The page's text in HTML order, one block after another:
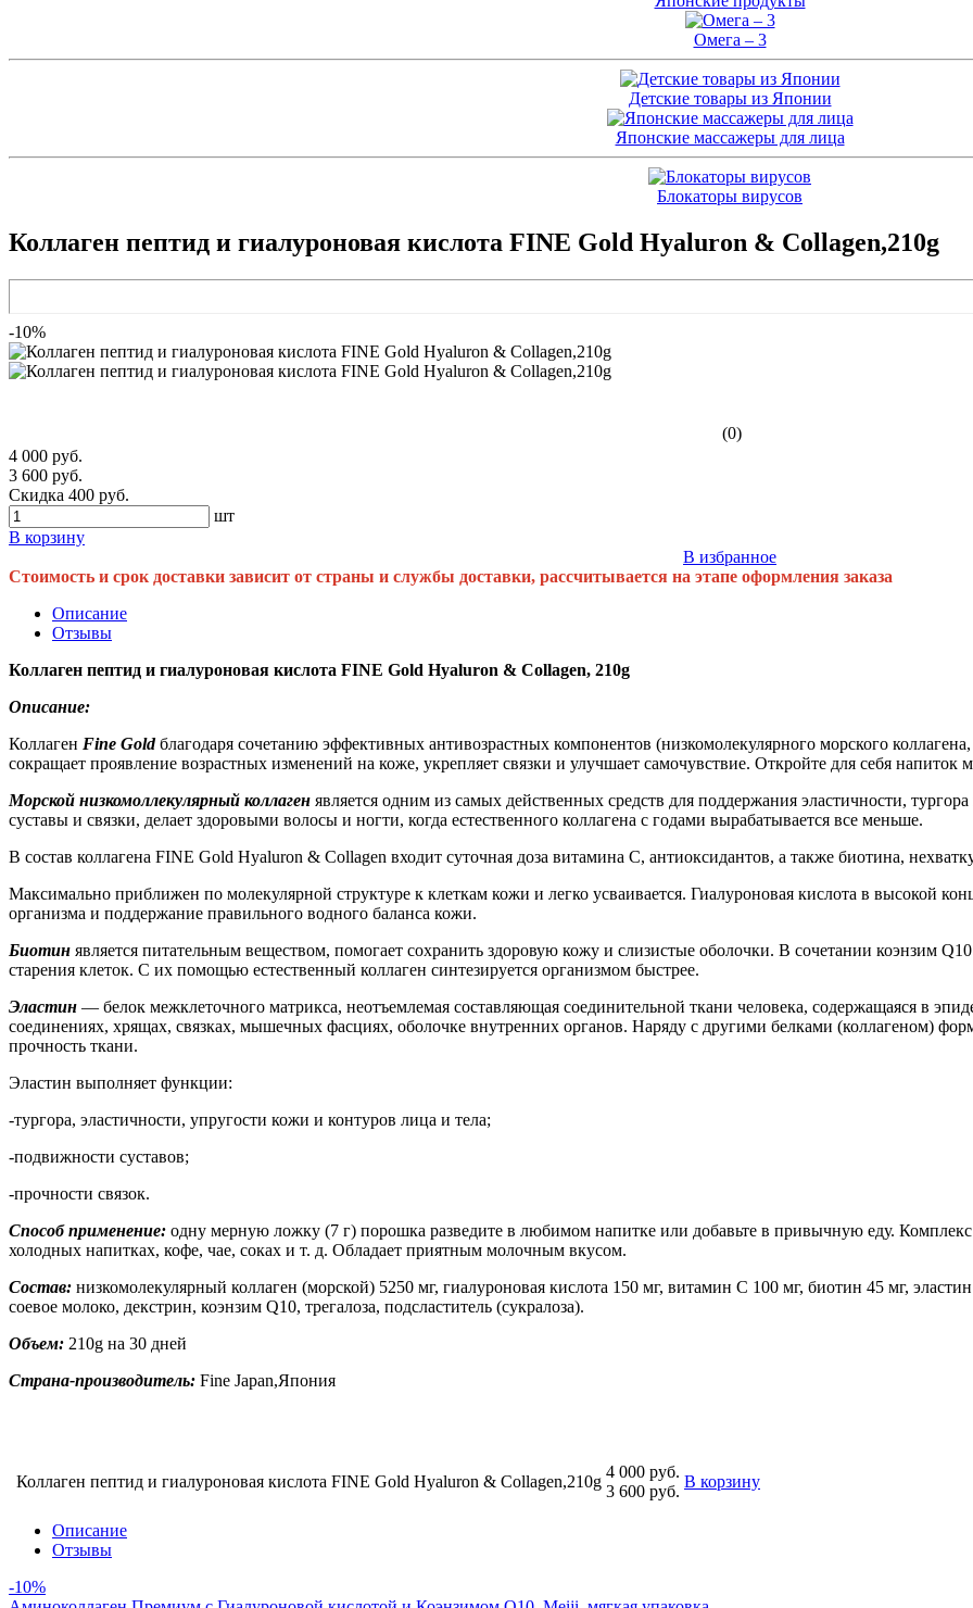
Омега – 3
Детские товары из Японии
Японские массажеры для лица
Блокаторы вирусов
Коллаген пептид и гиалуроновая кислота FINE Gold Hyaluron & Collagen,210g
-10%
(0)
4 000 руб.
3 600 руб.
Скидка 400 руб.
шт
В корзину
В избранное
Стоимость и срок доставки зависит от страны и службы доставки, рассчитывается на этапе оформления заказа
Описание
Отзывы
Коллаген пептид и гиалуроновая кислота FINE Gold Hyaluron & Collagen, 210g
Описание:
Коллаген Fine Goldблагодаря сочетанию эффективных антивозрастных компонентов (низкомолекулярного морского
сокращает проявление возрастных изменений на коже, укрепляет связки и улучшает самочувствие. Откройте для себя напиток
Морской низкомоллекулярный коллаген является одним из самых действенных средств для поддержания эластичности,
суставы и связки, делает здоровыми волосы и ногти, когда естественного коллагена с годами вырабатывается все меньше.
В состав коллагена FINE Gold Hyaluron & Collagen входит суточная доза витамина C, антиоксидантов, а также биотина,
Максимально приближен по молекулярной структуре к клеткам кожи и легко усваивается. Гиалуроновая кислота в высокой
организма и поддержание правильного водного баланса кожи.
Биотин является питательным веществом, помогает сохранить здоровую кожу и слизистые оболочки. В сочетании коэнзим
старения клеток. С их помощью естественный коллаген синтезируется организмом быстрее.
Эластин — белок межклеточного матрикса, неотъемлемая составляющая соединительной ткани человека, содержащаяся в
соединениях, хрящах, связках, мышечных фасциях, оболочке внутренних органов. Наряду с другими белками (коллагеном)
прочность ткани.
Эластин выполняет функции:
-тургора, эластичности, упругости кожи и контуров лица и тела;
-подвижности суставов;
-прочности связок.
Способ применение: одну мерную ложку (7 г) порошка разведите в любимом напитке или добавьте в привычную еду.
холодных напитках, кофе, чае, соках и т. д. Обладает приятным молочным вкусом.
Состав: низкомолекулярный коллаген (морской) 5250 мг, гиалуроновая кислота 150 мг, витамин C 100 мг, биотин 45 мг,
соевое молоко, декстрин, коэнзим Q10, трегалоза, подсластитель (сукралоза).
Объем: 210g на 30 дней
Страна-производитель: Fine Japan,Япония
Коллаген пептид и гиалуроновая кислота FINE Gold Hyaluron & Collagen,210g
4 000 руб.
3 600 руб.
В корзину
Описание
Отзывы
-10%